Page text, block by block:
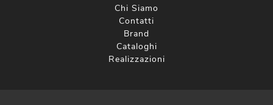
Chi Siamo
Contatti
Brand
Cataloghi
Realizzazioni